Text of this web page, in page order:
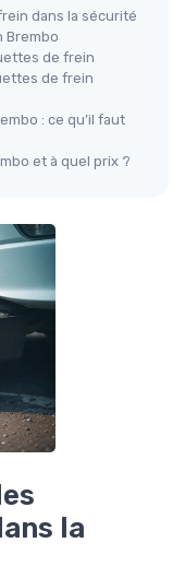
dans la sécurité
Brembo
de frein
de frein
: ce qu’il faut
et à quel prix ?
la